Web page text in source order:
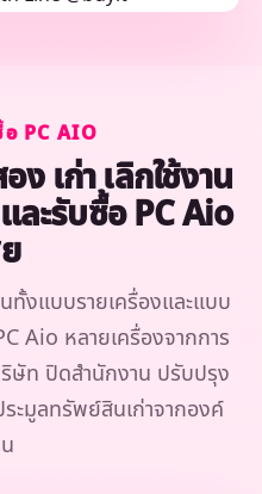
PC AIO
เก่า เลิกใช้งาน
ละรับซื้อ PC Aio
งแบบรายเครื่องและแบบ
Aio หลายเครื่องจากการ
ษัท ปิดสำนักงาน ปรับปรุง
มูลทรัพย์สินเก่าจากองค์